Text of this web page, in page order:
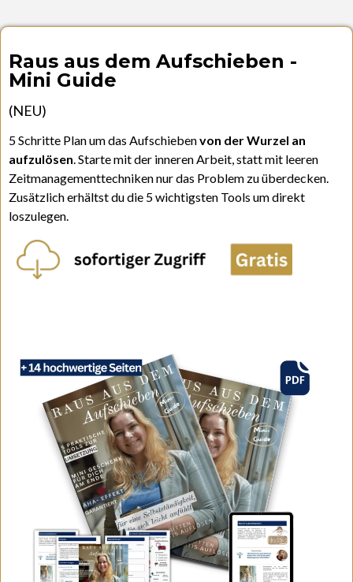
Raus aus dem Aufschieben -
Mini Guide
(NEU)
5 Schritte Plan um das Aufschiebenvon der Wurzel an
aufzulösen. Starte mit der inneren Arbeit, statt mit leeren
Zeitmanagementtechniken nur das Problem zu überdecken.
Zusätzlich erhältst du die 5 wichtigsten Tools um direkt
loszulegen.